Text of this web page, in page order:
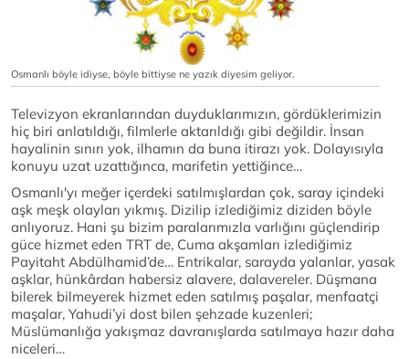
Osmanlı böyle idiyse, böyle bittiyse ne yazık diyesim geliyor.
Televizyon ekranlarından duyduklarımızın, gördüklerimizin
hiç biri anlatıldığı, filmlerle aktarıldığı gibi değildir. İnsan
hayalinin sınırı yok, ilhamın da buna itirazı yok. Dolayısıyla
konuyu uzat uzattığınca, marifetin yettiğince…
Osmanlı'yı meğer içerdeki satılmışlardan çok, saray içindeki
aşk meşk olayları yıkmış. Dizilip izlediğimiz diziden böyle
anlıyoruz. Hani şu bizim paralarımızla varlığını güçlendirip
güce hizmet eden TRT de, Cuma akşamları izlediğimiz
Payitaht Abdülhamid’de… Entrikalar, sarayda yalanlar, yasak
aşklar, hünkârdan habersiz alavere, dalavereler. Düşmana
bilerek bilmeyerek hizmet eden satılmış paşalar, menfaatçi
maşalar, Yahudi’yi dost bilen şehzade kuzenleri;
Müslümanlığa yakışmaz davranışlarda satılmaya hazır daha
niceleri…